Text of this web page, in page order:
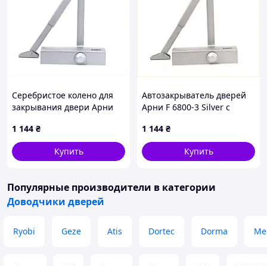
Серебристое колено для
закрывания двери Арни
1 144 ₴
Купить
Автозакрыватель дверей
Арни F 6800-3 Silver с
1 144 ₴
Купить
Популярные производители в категории
Доводчики дверей
Ryobi Geze Atis Dortec Dorma